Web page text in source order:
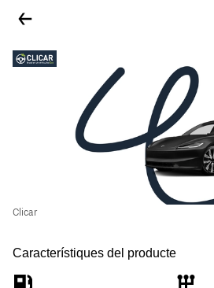
Clicar
Característiques del producte